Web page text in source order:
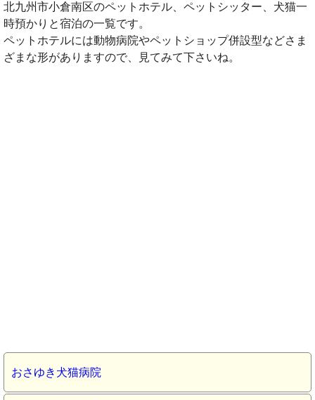
北九州市小倉南区のペットホテル、ペットシッター、犬猫一
時預かりと宿泊の一覧です。
ペットホテルには動物病院やペットショップ併設型などさま
ざまな形がありますので、見てみて下さいね。
おさゆき犬猫病院